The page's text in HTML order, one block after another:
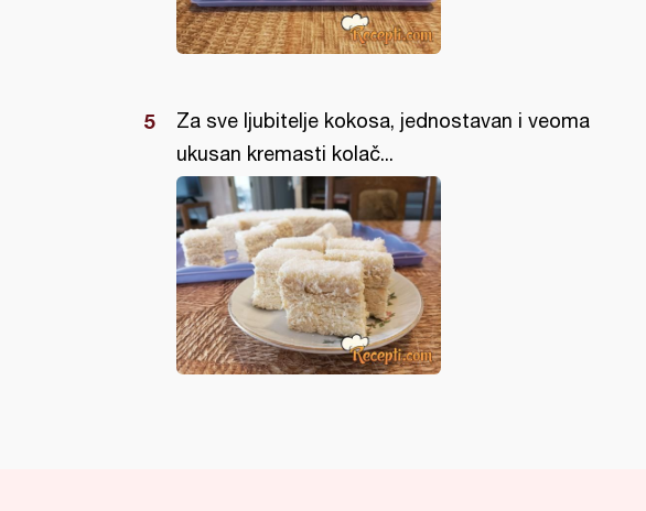
Za sve ljubitelje kokosa, jednostavan i veoma
ukusan kremasti kolač...